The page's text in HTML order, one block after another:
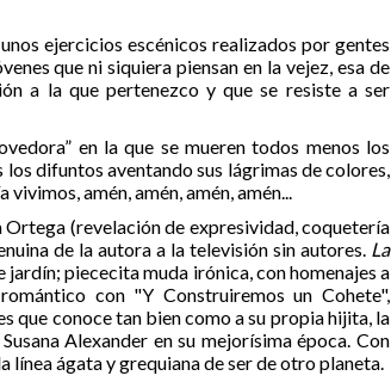
ejercicios escénicos realizados por gentes
que ni siquiera piensan en la vejez, esa de
a la que pertenezco y que se resiste a ser
en la que se mueren todos menos los
los difuntos aventando sus lágrimas de colores,
amén, amén, amén, amén...
(revelación de expresividad, coquetería
de la autora a la televisión sin autores. La
jardín; piececita muda irónica, con homenajes a
con "Y Construiremos un Cohete",
que conoce tan bien como a su propia hijita, la
Alexander en su mejorísima época. Con
línea ágata y grequiana de ser de otro planeta.